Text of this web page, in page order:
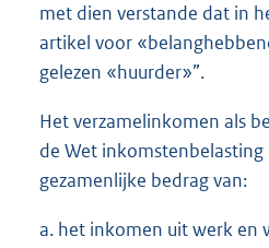
met dien verstande dat in
artikel voor
gelezen «huurder»”.
Het verzamelinkomen als
de Wet
gezamenlijke bedrag van:
a. het inkomen uit werk en